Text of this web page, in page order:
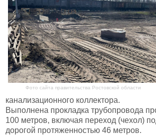
Фото сайта правительства Ростовской области
канализационного коллектора.
Выполнена прокладка трубопровода
100 метров, включая переход (чехол)
дорогой протяженностью 46 метров.